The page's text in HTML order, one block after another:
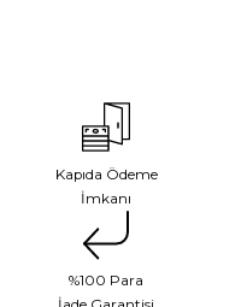
Kapıda Ödeme
İmkanı
%100 Para